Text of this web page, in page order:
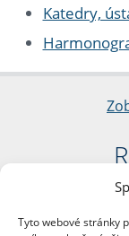
Tyto webové stránky
Katedry,